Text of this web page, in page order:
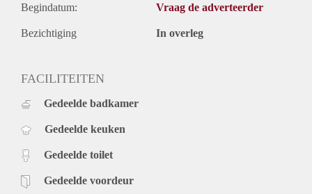
Begindatum: Vraag de adverteerder
Bezichtiging In overleg
FACILITEITEN
Gedeelde badkamer
Gedeelde keuken
Gedeelde toilet
Gedeelde voordeur